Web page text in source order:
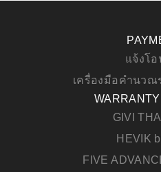
แจ้งโอ
เครื่องมือคำนว
GIVI
HEVIK
FIVE